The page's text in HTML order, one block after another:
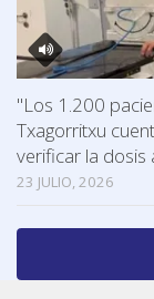
"Los 1.200
Txagorritxu
verificar la dosis
23 JULIO, 2026